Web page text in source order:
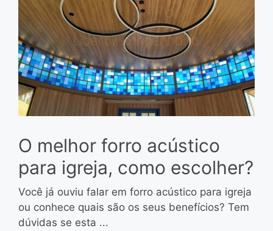
O melhor forro acústico
para igreja, como escolher?
Você já ouviu falar em forro acústico para igreja
ou conhece quais são os seus benefícios? Tem
dúvidas se esta ...